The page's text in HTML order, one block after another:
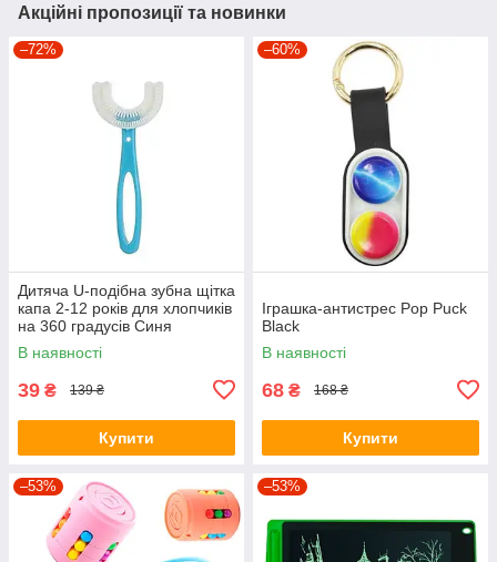
Акційні пропозиції та новинки
–72%
Дитяча U-подібна зубна щітка
капа 2-12 років для хлопчиків
на 360 градусів Синя
В наявності
39 ₴ 139 ₴
Купити
–60%
Іграшка-антистрес Pop Puck
Black
В наявності
68 ₴ 168 ₴
Купити
–53% –53%